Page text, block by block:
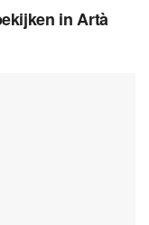
in Artà